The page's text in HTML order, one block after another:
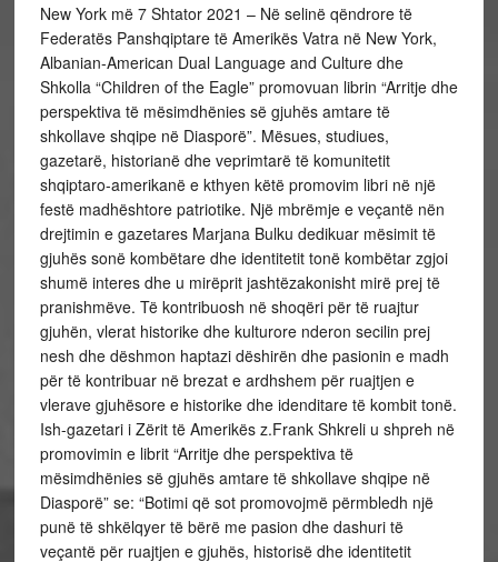
New York më 7 Shtator 2021 – Në selinë qëndrore të
Federatës Panshqiptare të Amerikës Vatra në New York,
Albanian-American Dual Language and Culture dhe
Shkolla “Children of the Eagle” promovuan librin “Arritje dhe
perspektiva të mësimdhënies së gjuhës amtare të
shkollave shqipe në Diasporë”. Mësues, studiues,
gazetarë, historianë dhe veprimtarë të komunitetit
shqiptaro-amerikanë e kthyen këtë promovim libri në një
festë madhështore patriotike. Një mbrëmje e veçantë nën
drejtimin e gazetares Marjana Bulku dedikuar mësimit të
gjuhës sonë kombëtare dhe identitetit tonë kombëtar zgjoi
shumë interes dhe u mirëprit jashtëzakonisht mirë prej të
pranishmëve. Të kontribuosh në shoqëri për të ruajtur
gjuhën, vlerat historike dhe kulturore nderon secilin prej
nesh dhe dëshmon haptazi dëshirën dhe pasionin e madh
për të kontribuar në brezat e ardhshem për ruajtjen e
vlerave gjuhësore e historike dhe idenditare të kombit tonë.
Ish-gazetari i Zërit të Amerikës z.Frank Shkreli u shpreh në
promovimin e librit “Arritje dhe perspektiva të
mësimdhënies së gjuhës amtare të shkollave shqipe në
Diasporë” se: “Botimi që sot promovojmë përmbledh një
punë të shkëlqyer të bërë me pasion dhe dashuri të
veçantë për ruajtjen e gjuhës, historisë dhe identitetit